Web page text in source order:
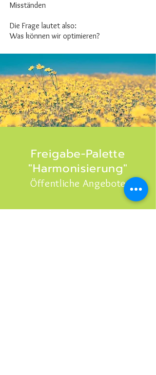
Misständen
Die Frage lautet also:
Was können wir optimieren?
Freigabe-Palette
"Harmonisierung"
Öffentliche Angebote